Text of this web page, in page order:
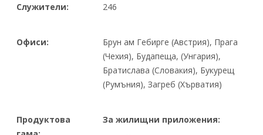
Служители: 246
Офиси:
Брун ам Гебирге (Австрия), Прага
(Чехия), Будапеща, (Унгария),
Братислава (Словакия), Букурещ
(Румъния), Загреб (Хърватия)
Продуктова
За жилищни приложения: